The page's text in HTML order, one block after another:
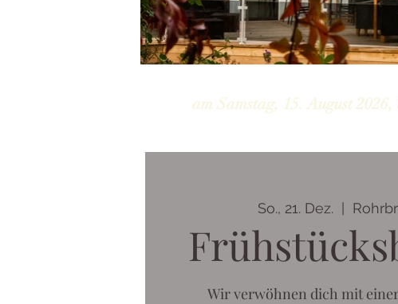
am Samstag, 15. August
So., 21. Dez.
  |
Wir verwöhnen dich mit